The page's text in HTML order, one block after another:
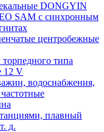
DONGYIN
SAM с синхронным
центробежные
типа
12 V
водоснабжения,
плавный
д.